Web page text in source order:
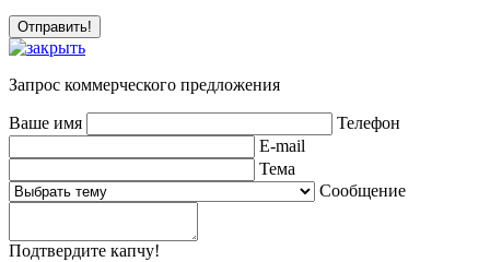
Запрос коммерческого предложения
Ваше имя
Телефон
E-mail
Тема
Сообщение
Подтвердите капчу!